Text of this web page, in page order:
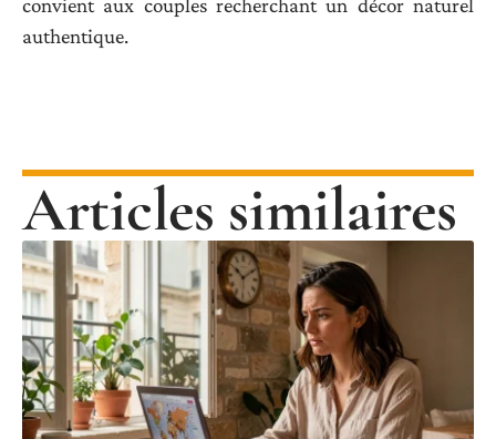
convient aux couples recherchant un décor naturel
authentique.
Articles similaires